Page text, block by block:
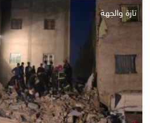
تازة والجهة